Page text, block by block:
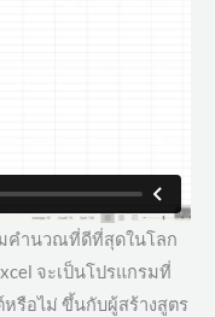
มคำนวณที่ดีที่สุดในโลก
จะเป็นโปรแกรมที่
หรือไม่ ขึ้นกับผู้สร้างสูตร